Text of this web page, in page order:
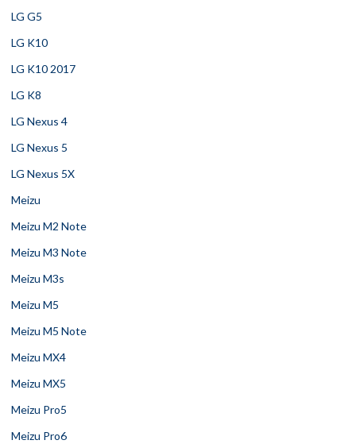
LG G5
LG K10
LG K10 2017
LG K8
LG Nexus 4
LG Nexus 5
LG Nexus 5X
Meizu
Meizu M2 Note
Meizu M3 Note
Meizu M3s
Meizu M5
Meizu M5 Note
Meizu MX4
Meizu MX5
Meizu Pro5
Meizu Pro6